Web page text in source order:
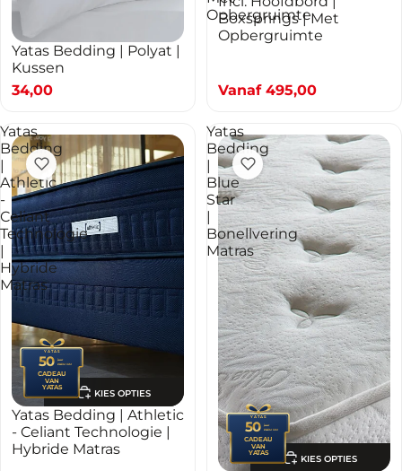
Yatas Bedding | Polyat |
Kussen
34,00
Opbergruimte
Boxsprings | Met
Opbergruimte
Vanaf 495,00
Yatas
Bedding
|
Athletic
-
Celiant
Technologie
|
Hybride
Matras
KIES OPTIES
YATAS
50
jaar
PREMIUM
CADEAU
VAN
YATAS
Yatas Bedding | Athletic
- Celiant Technologie |
Hybride Matras
Yatas
Bedding
|
Blue
Star
|
Bonellvering
Matras
KIES OPTIES
YATAS
50
jaar
PREMIUM
CADEAU
VAN
YATAS